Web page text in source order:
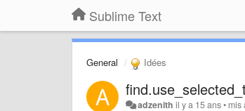
Sublime Text
General Idées
adzenith il y a 15 ans• mis